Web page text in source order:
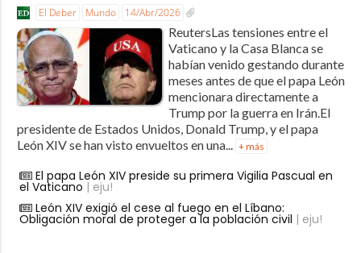
El Deber Mundo 14/Abr/2026
ReutersLas tensiones entre el
Vaticano y la Casa Blanca se
habían venido gestando durante
meses antes de que el papa León
mencionara directamente a
Trump por la guerra en Irán.El
presidente de Estados Unidos, Donald Trump, y el papa
León XIV se han visto envueltos en una...
+ más
El papa León XIV preside su primera Vigilia Pascual en
el Vaticano | eju!
León XIV exigió el cese al fuego en el Líbano:
Obligación moral de proteger a la población civil | eju!